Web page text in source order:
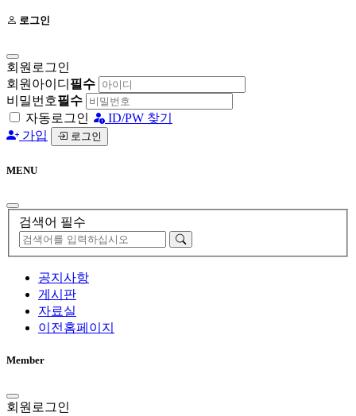
로그인
회원로그인
회원아이디 필수
비밀번호필수
자동로그인
ID/PW 찾기
가입
로그인
MENU
검색어 필수
공지사항
게시판
자료실
이전홈페이지
Member
회원로그인